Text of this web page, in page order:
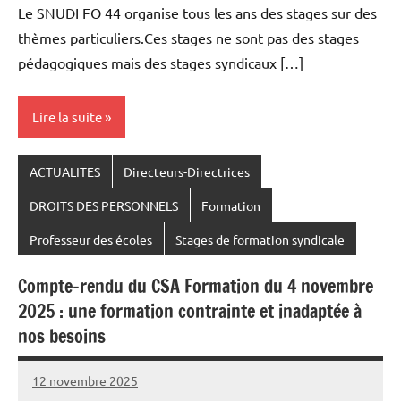
Le SNUDI FO 44 organise tous les ans des stages sur des
thèmes particuliers.Ces stages ne sont pas des stages
pédagogiques mais des stages syndicaux […]
Lire la suite
ACTUALITES Directeurs-Directrices
DROITS DES PERSONNELS Formation
Professeur des écoles Stages de formation syndicale
Compte-rendu du CSA Formation du 4 novembre
2025 : une formation contrainte et inadaptée à
nos besoins
12 novembre 2025
Snudifo44